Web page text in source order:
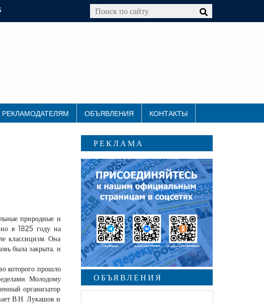
РЕКЛАМОДАТЕЛЯМ ОБЪЯВЛЕНИЯ КОНТАКТЫ
природные и
в 1825 году на
классицизм. Она
была закрыта, и
которого прошло
Молодому
организатор
В.Н. Лукашов и
РЕКЛАМА
ОБЪЯВЛЕНИЯ